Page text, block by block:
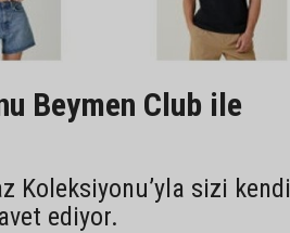
Beymen Club ile
Koleksiyonu’yla sizi kendi
ediyor.